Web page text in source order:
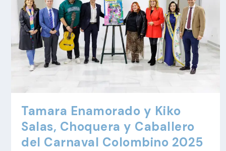
Tamara Enamorado y Kiko
Salas, Choquera y Caballero
del Carnaval Colombino 2025